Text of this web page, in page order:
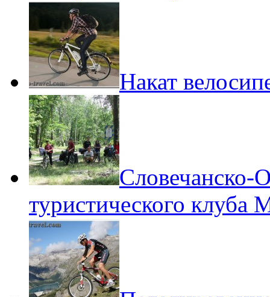
Накат
Словечанско-
туристического клуба